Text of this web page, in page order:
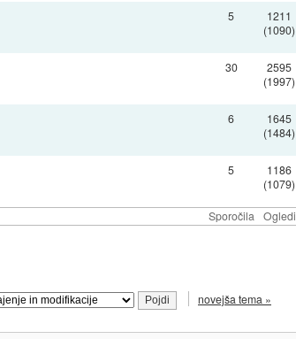
Sporočila Ogledi
5
1211
(1090)
30
2595
(1997)
6
1645
(1484)
5
1186
(1079)
novejša tema »